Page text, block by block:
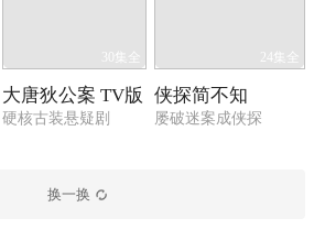
30集全
大唐狄公案 TV版
硬核古装悬疑剧
24集全
侠探简不知
屡破迷案成侠探
换一换